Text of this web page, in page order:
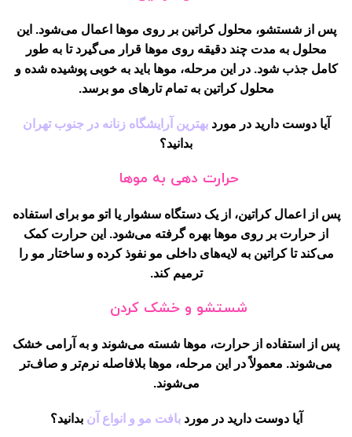
پس از شستشو، محلول کراتین بر روی موها اعمال می‌شود. این
محلول به مدت چند دقیقه روی موها قرار می‌گیرد تا به طور
کامل جذب شود. در این مرحله، موها باید به خوبی پوشیده شده و
محلول کراتین به تمام تارهای مو برسد.
آیا دوست دارید در موردبهترین آرایشگاه زنانه در جنوب تهران
بدانید؟
حرارت دهی به موها
پس از اعمال کراتین، از یک دستگاه سشوار یا اتو مو برای استفاده
از حرارت بر روی موها بهره گرفته می‌شود. این حرارت کمک
می‌کند تا کراتین به لایه‌های داخلی مو نفوذ کرده و ساختار مو را
ترمیم کند.
شستشو و خشک کردن
پس از استفاده از حرارت، موها شسته می‌شوند و به آرامی خشک
می‌شوند. معمولاً در این مرحله، موها بلافاصله نرم‌تر و صاف‌تر
می‌شوند.
آیا دوست دارید در موردبافت مو و انواع آن بدانید؟